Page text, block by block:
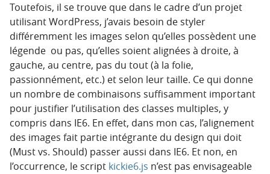
Toutefois, il se trouve que dans le cadre d’un projet
utilisant WordPress, j’avais besoin de styler
différemment les images selon qu’elles possèdent une
légende ou pas, qu’elles soient alignées à droite, à
gauche, au centre, pas du tout (à la folie,
passionnément, etc.) et selon leur taille. Ce qui donne
un nombre de combinaisons suffisamment important
pour justifier l’utilisation des classes multiples, y
compris dans IE6. En effet, dans mon cas, l’alignement
des images fait partie intégrante du design qui doit
(Must vs. Should) passer aussi dans IE6. Et non, en
l’occurrence, le script kickie6.js n’est pas envisageable